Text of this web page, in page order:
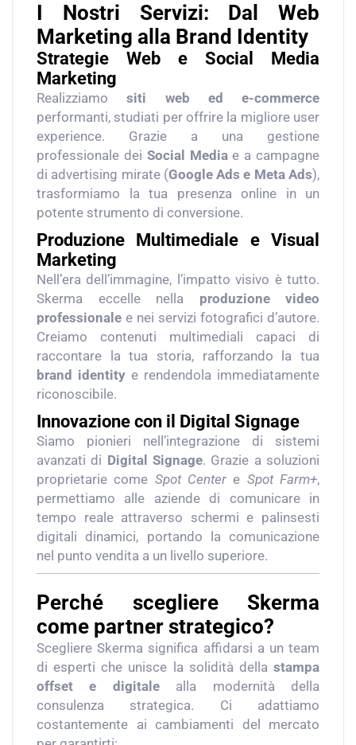
I Nostri Servizi: Dal Web
Marketing alla Brand Identity
Strategie Web e Social Media
Marketing
Realizziamositi web ed e-commerce
performanti, studiati per offrire la migliore user
experience. Grazie a una gestione
professionale dei Social Mediae a campagne
di advertising mirate (Google Ads e Meta Ads),
trasformiamo la tua presenza online in un
potente strumento di conversione.
Produzione Multimediale e Visual
Marketing
Nell’era dell’immagine, l’impatto visivo è tutto.
Skerma eccelle nella produzione video
professionale e nei servizi fotografici d’autore.
Creiamo contenuti multimediali capaci di
raccontare la tua storia, rafforzando la tua
brand identity e rendendola immediatamente
riconoscibile.
Innovazione con il Digital Signage
Siamo pionieri nell’integrazione di sistemi
avanzati di Digital Signage. Grazie a soluzioni
proprietarie come Spot Center e Spot Farm+,
permettiamo alle aziende di comunicare in
tempo reale attraverso schermi e palinsesti
digitali dinamici, portando la comunicazione
nel punto vendita a un livello superiore.
Perché scegliere Skerma
come partner strategico?
Scegliere Skerma significa affidarsi a un team
di esperti che unisce la solidità della stampa
offset e digitalealla modernità della
consulenza strategica. Ci adattiamo
costantemente ai cambiamenti del mercato